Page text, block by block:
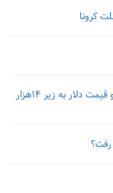
کرونا
همتی، تصمیم FATF تأثیری در بازار ارز ندارد و قیمت دلار به زیر ۱۴هزار
رفت؟